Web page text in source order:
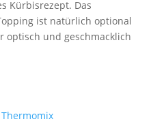
Kürbisrezept. Das
ist natürlich optional
optisch und geschmacklich